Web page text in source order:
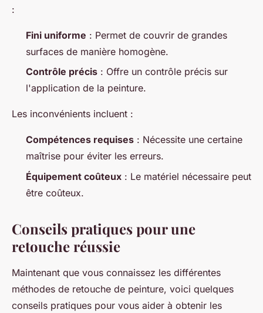
:
Fini uniforme : Permet de couvrir de grandes
surfaces de manière homogène.
Contrôle précis : Offre un contrôle précis sur
l'application de la peinture.
Les inconvénients incluent :
Compétences requises : Nécessite une certaine
maîtrise pour éviter les erreurs.
Équipement coûteux : Le matériel nécessaire peut
être coûteux.
Conseils pratiques pour une
retouche réussie
Maintenant que vous connaissez les différentes
méthodes de retouche de peinture, voici quelques
conseils pratiques pour vous aider à obtenir les